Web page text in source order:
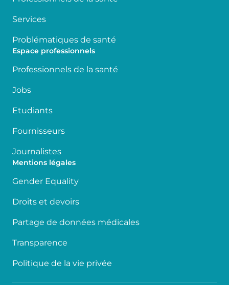
Services
Problématiques de santé
Espace professionnels
Professionnels de la santé
Jobs
Etudiants
Fournisseurs
Journalistes
Mentions légales
Gender Equality
Droits et devoirs
Partage de données médicales
Transparence
Politique de la vie privée